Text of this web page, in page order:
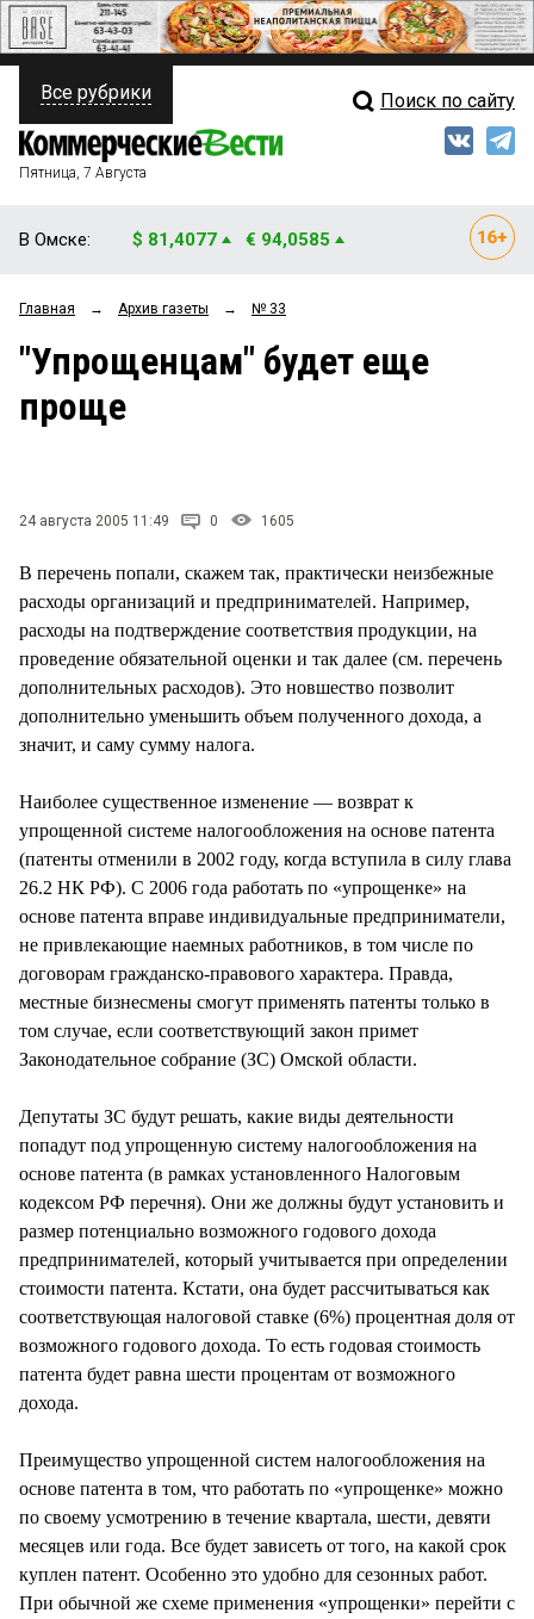
ПОЛИТИКА
ФИНАНСЫ
ОБЩЕСТВО
ЗАКОН
НОВОСТИ КОМПАНИЙ
СТИЛЬ ЖИЗНИ
Свежий выпуск
Рейтинги
Все рубрики Поиск по сайту
Пятница, 7 Августа
В Омске: $ 81,4077 € 94,0585
Главная → Архив газеты → № 33
"Упрощенцам" будет еще
проще
24 августа 2005 11:49 0 1605
В перечень попали, скажем так, практически неизбежные
расходы организаций и предпринимателей. Например,
расходы на подтверждение соответствия продукции, на
проведение обязательной оценки и так далее (см. перечень
дополнительных расходов). Это новшество позволит
дополнительно уменьшить объем полученного дохода, а
значит, и саму сумму налога.
Наиболее существенное изменение — возврат к
упрощенной системе налогообложения на основе патента
(патенты отменили в 2002 году, когда вступила в силу глава
26.2 НК РФ). С 2006 года работать по «упрощенке» на
основе патента вправе индивидуальные предприниматели,
не привлекающие наемных работников, в том числе по
договорам гражданско-правового характера. Правда,
местные бизнесмены смогут применять патенты только в
том случае, если соответствующий закон примет
Законодательное собрание (ЗС) Омской области.
Депутаты ЗС будут решать, какие виды деятельности
попадут под упрощенную систему налогообложения на
основе патента (в рамках установленного Налоговым
кодексом РФ перечня). Они же должны будут установить и
размер потенциально возможного годового дохода
предпринимателей, который учитывается при определении
стоимости патента. Кстати, она будет рассчитываться как
соответствующая налоговой ставке (6%) процентная доля от
возможного годового дохода. То есть годовая стоимость
патента будет равна шести процентам от возможного
дохода.
Преимущество упрощенной систем налогообложения на
основе патента в том, что работать по «упрощенке» можно
по своему усмотрению в течение квартала, шести, девяти
месяцев или года. Все будет зависеть от того, на какой срок
куплен патент. Особенно это удобно для сезонных работ.
При обычной же схеме применения «упрощенки» перейти с